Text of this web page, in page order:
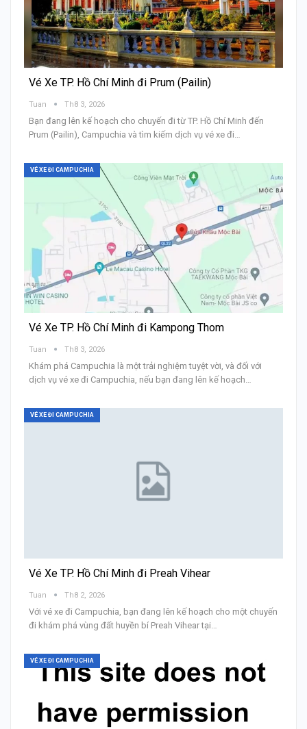
Vé Xe TP. Hồ Chí Minh đi Prum (Pailin)
Tuan Th8 3, 2026
Bạn đang lên kế hoạch cho chuyến đi từ TP. Hồ Chí Minh đến
Prum (Pailin), Campuchia và tìm kiếm dịch vụ vé xe đi…
VÉ XE ĐI CAMPUCHIA
Vé Xe TP. Hồ Chí Minh đi Kampong Thom
Tuan Th8 3, 2026
Khám phá Campuchia là một trải nghiệm tuyệt vời, và đối với
dịch vụ vé xe đi Campuchia, nếu bạn đang lên kế hoạch…
VÉ XE ĐI CAMPUCHIA
Vé Xe TP. Hồ Chí Minh đi Preah Vihear
Tuan Th8 2, 2026
Với vé xe đi Campuchia, bạn đang lên kế hoạch cho một chuyến
đi khám phá vùng đất huyền bí Preah Vihear tại…
VÉ XE ĐI CAMPUCHIA